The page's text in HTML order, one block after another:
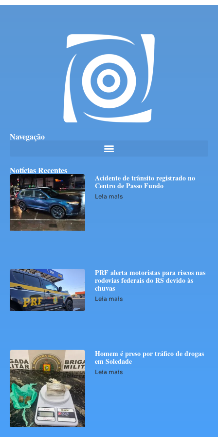
Navegação
Notícias Recentes
Acidente de trânsito registrado no
Centro de Passo Fundo
Leia mais
PRF alerta motoristas para riscos nas
rodovias federais do RS devido às
chuvas
Leia mais
Homem é preso por tráfico de drogas
em Soledade
Leia mais